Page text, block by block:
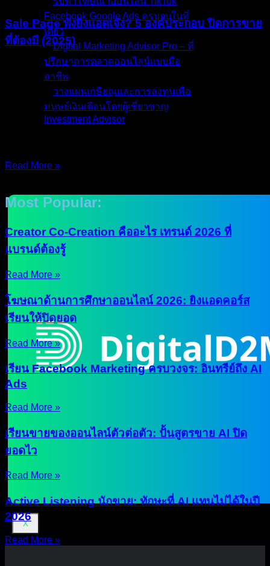
Facebook Google Ads ครบจบในที่
เดียว
Digital Marketing Advisor Pro – ที่
ปรึกษาการตลาดออนไลน์แบบมือ
อาชีพ
วางแผนเกษียณและการลงทุนเพื่อ
มนุษย์เงินเดือนโดยผู้เชี่ยวชาญ
Investment Advisor
ติดต่อผม
X
Sale Page พังยิงแอดเจ๊ง? 5 องค์ประกอบ ปิดการขาย
ที่ต้องมี (2025)
เคยสงสัยไหมครับ? ยิงแอดกลุ่มเป้าหมายแม่นเป๊ะ ค่าคลิก
(CPC) ก็ถูก แต่ทำไม… “ไม่มีใครกดสั่งซื้อเลย?” เงินค่าแอดไหล
ออกทุกนาที แต่ยอดขายกลับนิ่งสนิท เหมือนเทน้ำลงถังที่มีรูรั่ว
ความจริงที่เจ็บปวดคือ… หน้าที่ของ “โฆษณา” (Ads) มีแค่พาคน
Read More »
Most Popular:
Creator Co-Creation คืออะไร เทรนด์ 2026 ที่
แบรนด์ต้องรู้
Read More »
โฆษณาด้านการศึกษาออนไลน์ 2026: ยิงแอดคอร์ส
เรียนให้ปิดยอด
Read More »
เรียน Facebook Marketing ครบวงจร: อินทรีย์ถึง AI
Ads
Read More »
เรียนขายของออนไลน์ตัวต่อตัว: ปั้นสูตรขาย AI ปิด
ยอดไว
Read More »
Active Listening นักขาย: ทักษะที่ AI แทนไม่ได้ในปี
2026
Read More »